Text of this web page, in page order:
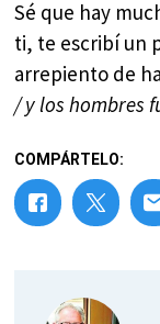
Sé que hay
ti, te escribí un
arrepiento de
/ y los hombres
COMPÁRTELO: